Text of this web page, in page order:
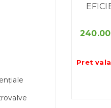
240.00
Pret